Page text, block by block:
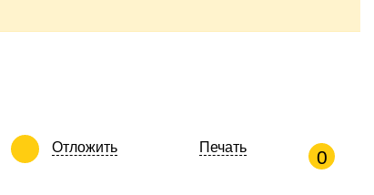
Отложить Печать 0